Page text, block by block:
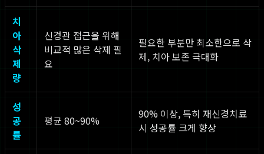
치
아
삭
제
량
신경관 접근을 위해
비교적 많은 삭제 필
요
필요한 부분만 최소한으로 삭
제, 치아 보존 극대화
성
공
률
평균 80~90%
90% 이상, 특히 재신경치료
시 성공률 크게 향상